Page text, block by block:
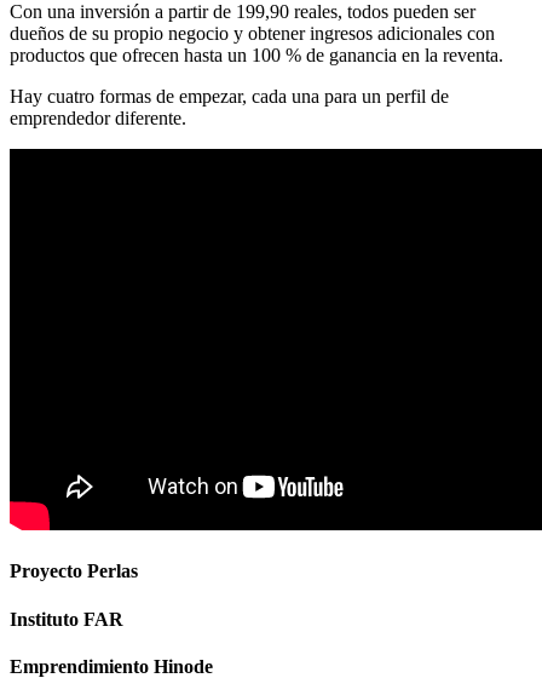
Con una inversión a partir de 199,90 reales, todos pueden ser
dueños de su propio negocio y obtener ingresos adicionales con
productos que ofrecen hasta un 100 % de ganancia en la reventa.
Hay cuatro formas de empezar, cada una para un perfil de
emprendedor diferente.
Proyecto Perlas
Instituto FAR
Emprendimiento Hinode